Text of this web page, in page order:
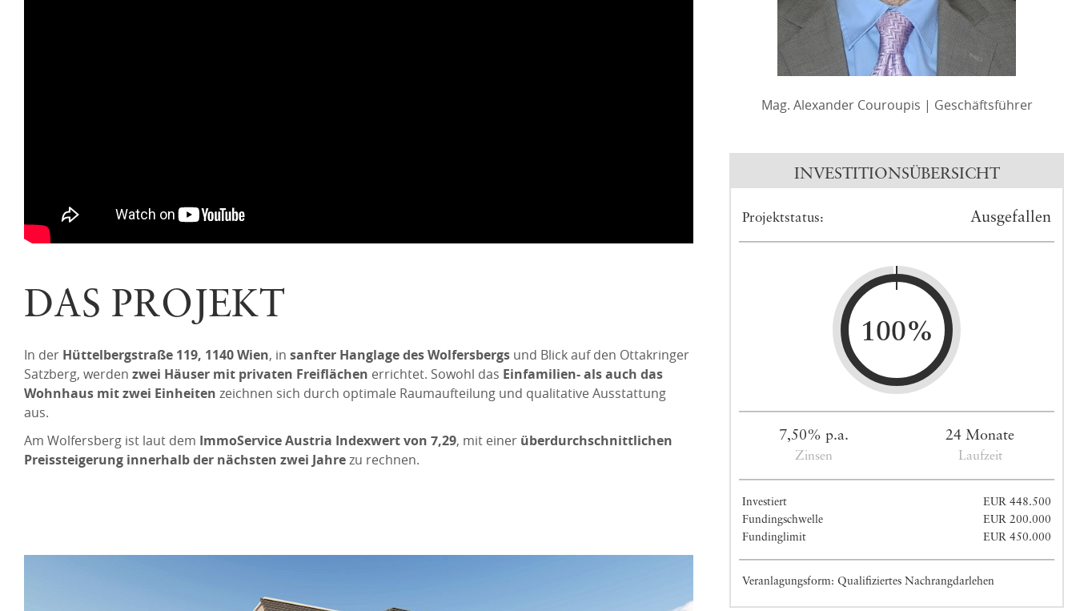
DAS PROJEKT
In der Hüttelbergstraße 119, 1140 Wien, in sanfter Hanglage des Wolfersbergs und Blick auf den Ottakringer
Satzberg, werden zwei Häuser mit privaten Freiflächen errichtet. Sowohl das Einfamilien- als auch das
Wohnhaus mit zwei Einheiten zeichnen sich durch optimale Raumaufteilung und qualitative Ausstattung
aus.
Am Wolfersberg ist laut dem ImmoService Austria Indexwert von 7,29, mit einer überdurchschnittlichen
Preissteigerung innerhalb der nächsten zwei Jahrezu rechnen.
Mag. Alexander Couroupis | Geschäftsführer
INVESTITIONSÜBERSICHT
Projektstatus: Ausgefallen
100%
7,50% p.a.
Zinsen
24 Monate
Laufzeit
Investiert
EUR 448.500
Fundingschwelle
EUR 200.000
Fundinglimit
EUR 450.000
Veranlagungsform: Qualifiziertes Nachrangdarlehen